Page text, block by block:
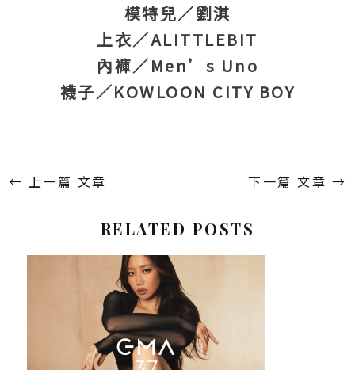
模特兒／劉淇
上衣／ALITTLEBIT
內褲／Men’s Uno
襪子／KOWLOON CITY BOY
← 上一篇 文章 下一篇 文章 →
RELATED POSTS